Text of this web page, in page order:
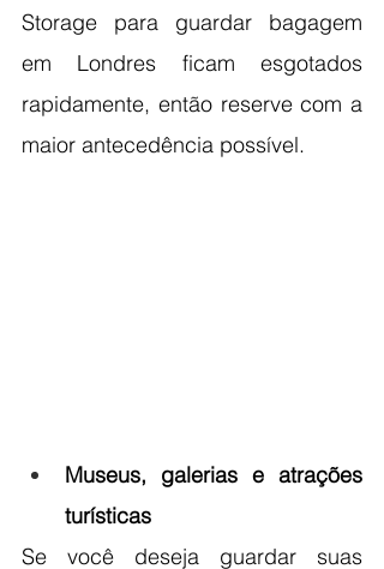
Storage para guardar bagagem
em Londres ficam esgotados
rapidamente, então reserve com a
maior antecedência possível.
Museus, galerias e atrações
turísticas
Se você deseja guardar suas